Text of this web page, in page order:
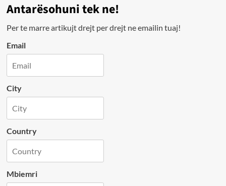
Antarësohuni tek ne!
Per te marre artikujt drejt per drejt ne emailin tuaj!
Email
City
Country
Mbiemri